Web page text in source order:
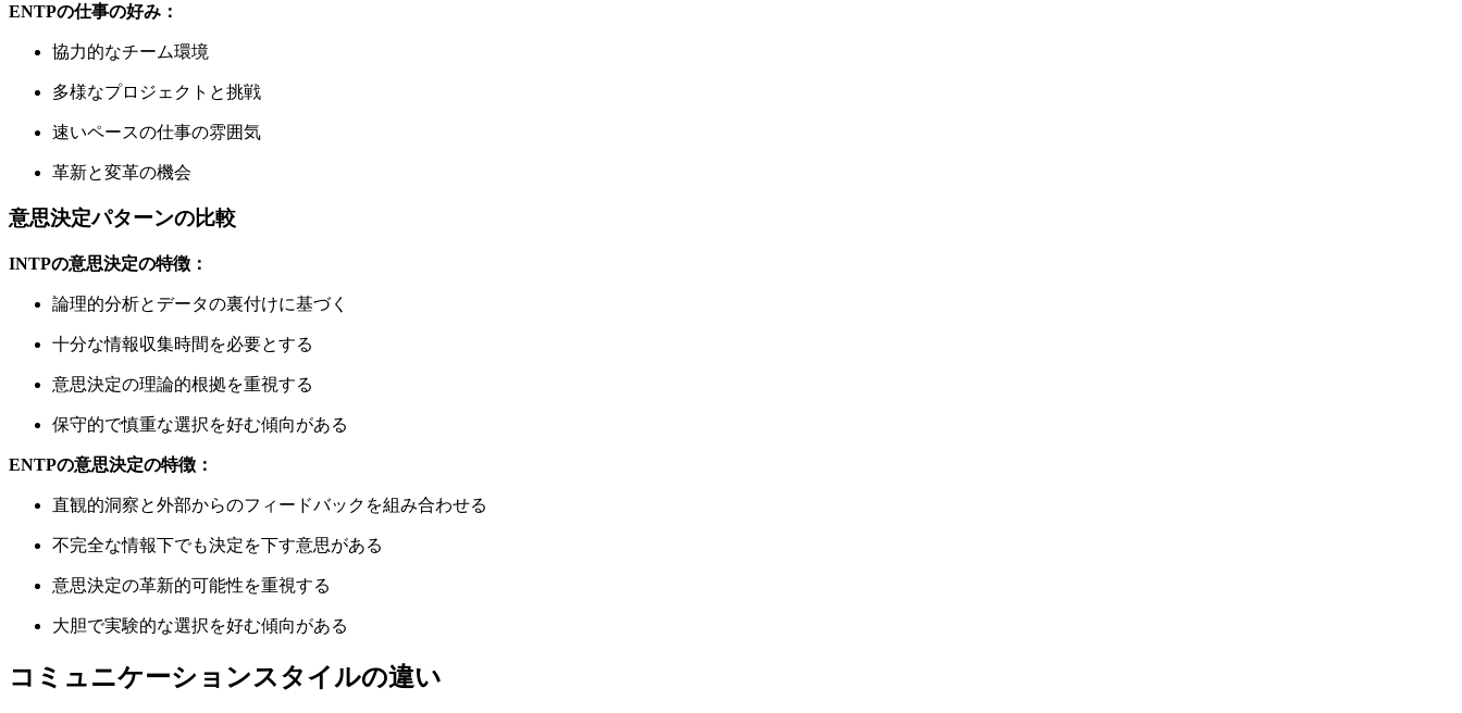
ENTPの仕事の好み：
協力的なチーム環境
多様なプロジェクトと挑戦
速いペースの仕事の雰囲気
革新と変革の機会
意思決定パターンの比較
INTPの意思決定の特徴：
論理的分析とデータの裏付けに基づく
十分な情報収集時間を必要とする
意思決定の理論的根拠を重視する
保守的で慎重な選択を好む傾向がある
ENTPの意思決定の特徴：
直観的洞察と外部からのフィードバックを組み合わせる
不完全な情報下でも決定を下す意思がある
意思決定の革新的可能性を重視する
大胆で実験的な選択を好む傾向がある
コミュニケーションスタイルの違い